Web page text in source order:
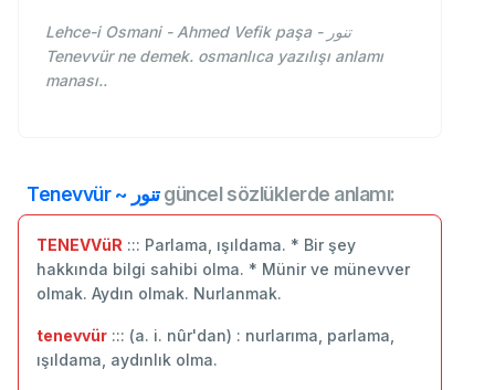
Lehce-i Osmani - Ahmed Vefik paşa - تنور
Tenevvür ne demek. osmanlıca yazılışı anlamı
manası..
Tenevvür ~ تنورgüncel sözlüklerde anlamı:
TENEVVüR ::: Parlama, ışıldama. * Bir şey
hakkında bilgi sahibi olma. * Münir ve münevver
olmak. Aydın olmak. Nurlanmak.
tenevvür ::: (a. i. nûr'dan) : nurlarıma, parlama,
ışıldama, aydınlık olma.